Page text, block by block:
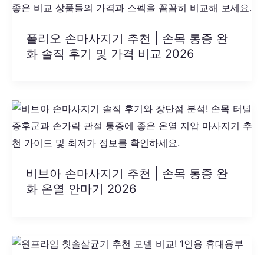
폴리오 손마사지기 추천 | 손목 통증 완
화 솔직 후기 및 가격 비교 2026
비브아 손마사지기 추천 | 손목 통증 완
화 온열 안마기 2026